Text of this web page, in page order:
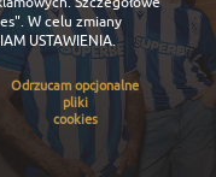
. W celu zmiany
USTAWIENIA.
Odrzucam opcjonalne
pliki
cookies